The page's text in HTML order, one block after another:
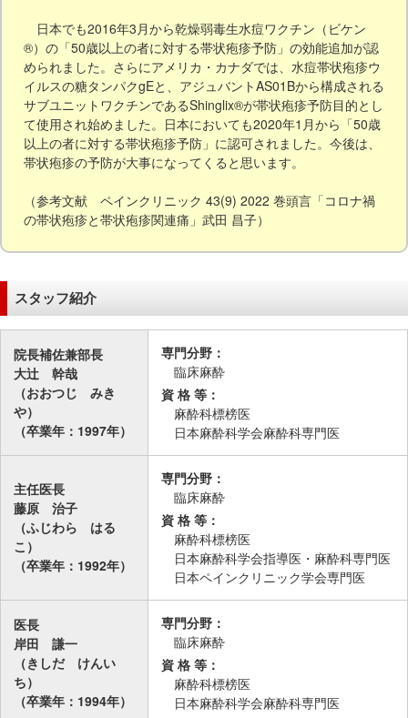
日本でも2016年3月から乾燥弱毒生水痘ワクチン（ビケン
®）の「50歳以上の者に対する帯状疱疹予防」の効能追加が認
められました。さらにアメリカ・カナダでは、水痘帯状疱疹ウ
イルスの糖タンパクgEと、アジュバントAS01Bから構成される
サブユニットワクチンであるShinglix®が帯状疱疹予防目的とし
て使用され始めました。日本においても2020年1月から「50歳
以上の者に対する帯状疱疹予防」に認可されました。今後は、
帯状疱疹の予防が大事になってくると思います。
（参考文献 ペインクリニック 43(9) 2022 巻頭言「コロナ禍
の帯状疱疹と帯状疱疹関連痛」武田 昌子）
スタッフ紹介
院長補佐兼部長
大辻 幹哉
（おおつじ みき
や）
（卒業年：1997年）
専門分野：
臨床麻酔
資 格 等：
麻酔科標榜医
日本麻酔科学会麻酔科専門医
主任医長
藤原 治子
（ふじわら はる
こ）
（卒業年：1992年）
専門分野：
臨床麻酔
資 格 等：
麻酔科標榜医
日本麻酔科学会指導医・麻酔科専門医
日本ペインクリニック学会専門医
医長
岸田 謙一
（きしだ けんい
ち）
（卒業年：1994年）
専門分野：
臨床麻酔
資 格 等：
麻酔科標榜医
日本麻酔科学会麻酔科専門医